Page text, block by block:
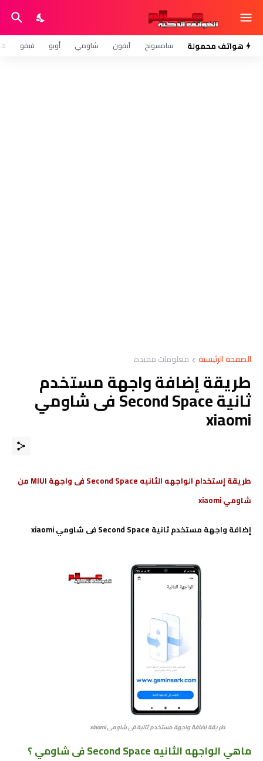
هواتف محمولة سامسونج آيفون شاومي أوبو فيفو
الصفحة الرئيسية معلومات مفيدة
طريقة إضافة واجهة مستخدم
ثانية Second Space فى شاومي
xiaomi
طريقة إستخدام الواجهه الثانيه Second Space فى واجهة MIUI من
شاومي xiaomi
إضافة واجهة مستخدم ثانية Second Space فى شاومي xiaomi
طريقة إضافة واجهة مستخدم ثانية فى شاومي xiaomi
ماهي الواجهه الثانيه Second Space فى شاومي ؟